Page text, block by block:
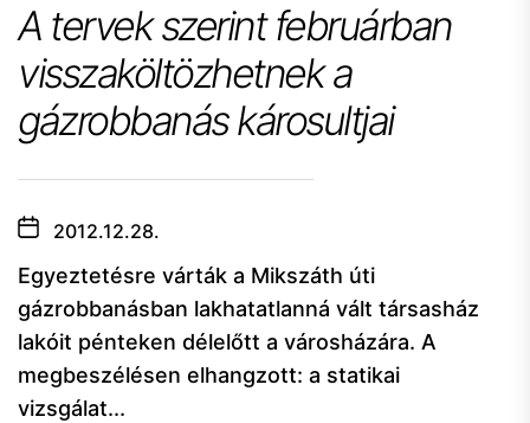
A tervek szerint februárban
visszaköltözhetnek a
gázrobbanás károsultjai
2012.12.28.
Egyeztetésre várták a Mikszáth úti
gázrobbanásban lakhatatlanná vált társasház
lakóit pénteken délelőtt a városházára. A
megbeszélésen elhangzott: a statikai
vizsgálat...